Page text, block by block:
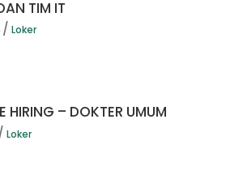
TIM IT
Loker
HIRING – DOKTER UMUM
Loker